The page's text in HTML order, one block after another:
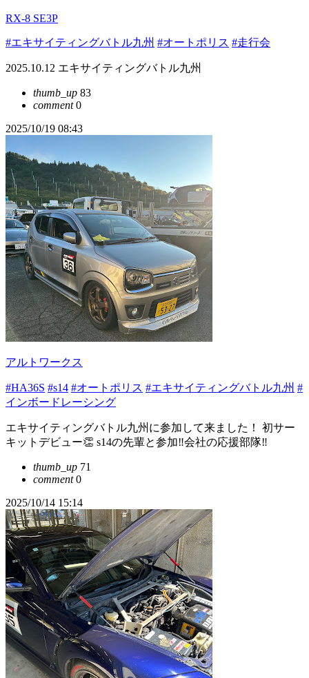
RX-8 SE3P
#エキサイティングバトル九州 #オートポリス #走行会
2025.10.12 エキサイティングバトル九州
thumb_up 83
comment0
2025/10/19 08:43
アルトワークス
#HA36S #s14 #オートポリス #エキサイティングバトル九州 #
インボードレーシング
エキサイティングバトル九州に参加して来ました！ 初サー
キットデビュー👏 s14の先輩と参加‼️会社の応援部隊‼️
thumb_up 71
comment0
2025/10/14 15:14